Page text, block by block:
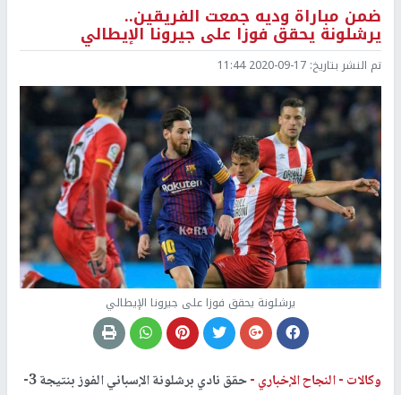
ضمن مباراة وديه جمعت الفريقين..
يرشلونة يحقق فوزا على جيرونا الإيطالي
تم النشر بتاريخ: 2020-09-17 11:44
يرشلونة يحقق فوزا على جيرونا الإيطالي
وكالات -النجاح الإخباري -
حقق نادي برشلونة الإسباني الفوز بنتيجة 3-